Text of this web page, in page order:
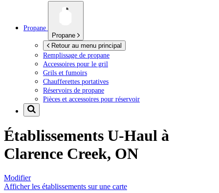
Propane
Propane
Retour au menu principal
Remplissage de propane
Accessoires pour le gril
Grils et fumoirs
Chaufferettes portatives
Réservoirs de propane
Pièces et accessoires pour réservoir
Établissements U-Haul à
Clarence Creek, ON
Modifier
Afficher les établissements sur une carte